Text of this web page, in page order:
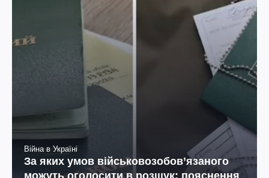
Війна в Україні
За яких умов військовозобов’язаного